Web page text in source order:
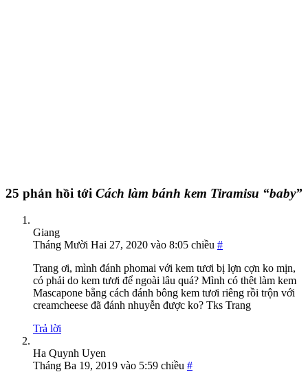
25 phản hồi tới Cách làm bánh kem Tiramisu “baby”
Giang
Tháng Mười Hai 27, 2020 vào 8:05 chiều #
Trang ơi, mình đánh phomai với kem tươi bị lợn cợn ko mịn,
có phải do kem tươi để ngoài lâu quá? Mình có thêt làm kem
Mascapone bằng cách đánh bông kem tươi riêng rồi trộn với
creamcheese đã đánh nhuyễn được ko? Tks Trang
Trả lời
Ha Quynh Uyen
Tháng Ba 19, 2019 vào 5:59 chiều #